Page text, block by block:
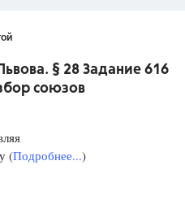
§ 28 Задание 616
союзов
(Подробнее...)